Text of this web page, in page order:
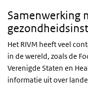
Samenwerking
Het RIVM heeft veel
in de wereld, zoals de
Verenigde Staten en
informatie uit over